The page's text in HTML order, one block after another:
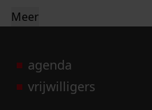
Meer
agenda
vrijwilligers